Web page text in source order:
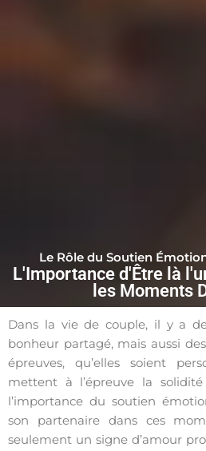
Le Rôle du Soutien
L'Importance d'Être là
les Moments
Dans la vie de couple, il y a
bonheur partagé, mais aussi
épreuves, qu’elles soient
mettent à l’épreuve la
l’importance du soutien
son partenaire dans ces
seulement un signe d’amour